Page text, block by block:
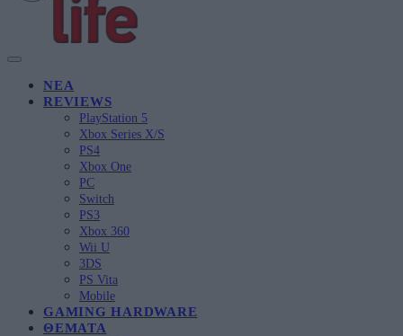
ΝΈΑ
REVIEWS
PlayStation 5
Xbox Series X/S
PS4
Xbox One
PC
Switch
PS3
Xbox 360
Wii U
3DS
PS Vita
Mobile
GAMING HARDWARE
ΘΈΜΑΤΑ